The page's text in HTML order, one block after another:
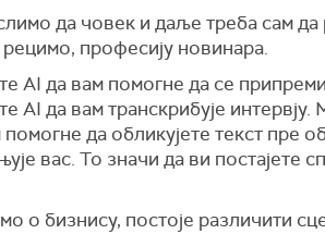
да човек и даље треба сам
професију новинара.
AI да вам помогне да се
AI да вам транскрибује
да обликујете текст пре
вас. То значи да ви постајете
о бизнису, постоје различити